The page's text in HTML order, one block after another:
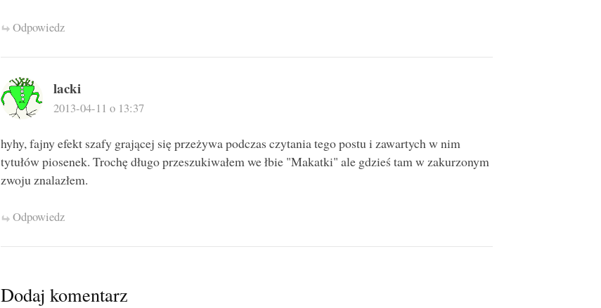
Odpowiedz
lacki
2013-04-11 o 13:37
hyhy, fajny efekt szafy grającej się przeżywa podczas czytania tego postu i zawartych w nim
tytułów piosenek. Trochę długo przeszukiwałem we łbie "Makatki" ale gdzieś tam w zakurzonym
zwoju znalazłem.
Odpowiedz
Dodaj komentarz